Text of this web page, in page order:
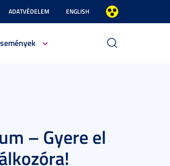
ADATVÉDELEM ENGLISH
– Gyere el